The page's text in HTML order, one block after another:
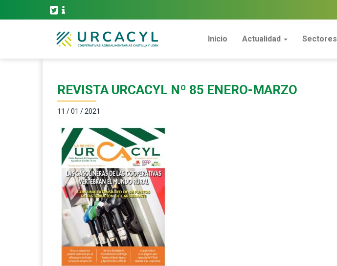
Inicio Actualidad Sectores
REVISTA URCACYL Nº 85 ENERO-MARZO
11 / 01 / 2021